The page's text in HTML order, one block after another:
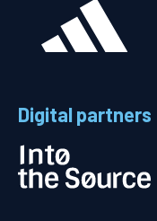
Digital partners